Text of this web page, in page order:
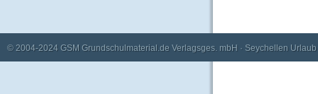
© 2004-2024 GSM Grundschulmaterial.de Verlagsges. mbH · Seychellen Urlaub